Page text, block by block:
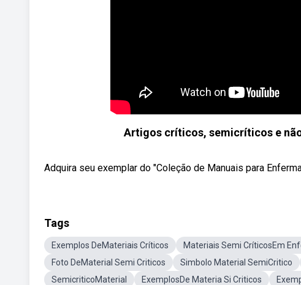
Artigos críticos, semicríticos e
Adquira seu exemplar do "Coleção de Manuais para
Tags
Exemplos DeMateriais Críticos Materiais Semi CríticosEm
Foto DeMaterial Semi Criticos
Simbolo Material SemiCritico
SemicriticoMaterial
ExemplosDe Materia Si Criticos